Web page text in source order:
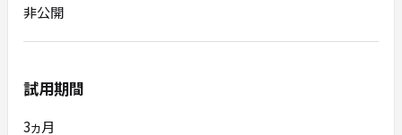
非公開
試用期間
3ヵ月